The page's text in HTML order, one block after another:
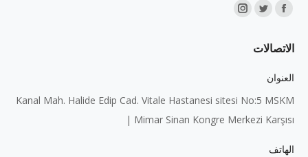
Find us on:
Facebook
opens
new
window
Twitter
opens
window
Instagram
window
الاتصالات
العنوان
Kanal Mah. Halide Edip Cad. Vitale Hastanesi sitesi No:5 MSKM
| Mimar Sinan Kongre Merkezi Karşısı
الهاتف